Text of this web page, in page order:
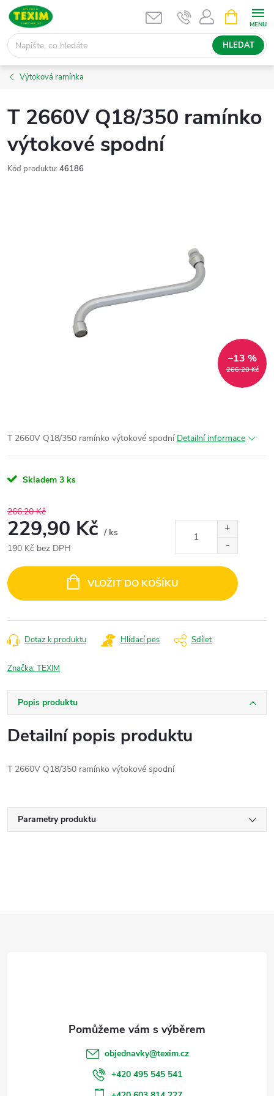
Přejít
obsah
HLEDAT
NÁKUPNÍ
KOŠÍK
Výtoková ramínka
T 2660V Q18/350 ramínko
výtokové spodní
Kód produktu: 46186
266,20 Kč
–13 %
T 2660V Q18/350 ramínko výtokové spodní Detailní informace
Skladem 3 ks
266,20 Kč
229,90 Kč / ks
190 Kč bez DPH
cena:
VLOŽIT DO KOŠÍKU
Dotaz k produktu Hlídací pes Sdílet
Značka:TEXIM
Popis produktu
Detailní popis produktu
T 2660V Q18/350 ramínko výtokové spodní
Parametry produktu
objednavky@texim.cz
+420 495 545 541